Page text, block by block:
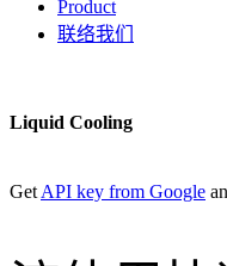
Product
联络我们
Liquid Cooling
Get API key from Google